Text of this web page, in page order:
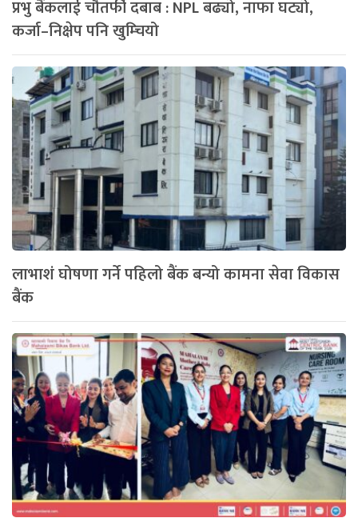
प्रभु बैंकलाई चौतर्फी दबाब : NPL बढ्यो, नाफा घट्यो,
कर्जा–निक्षेप पनि खुम्चियो
लाभाशं घोषणा गर्ने पहिलो बैंक बन्यो कामना सेवा विकास
बैंक